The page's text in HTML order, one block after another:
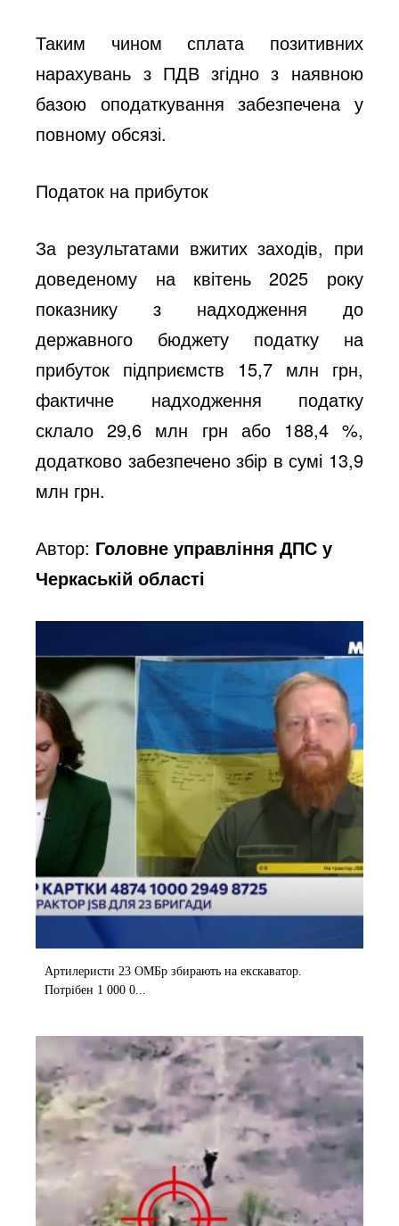
Таким чином сплата позитивних
нарахувань з ПДВ згідно з наявною
базою оподаткування забезпечена у
повному обсязі.
Податок на прибуток
За результатами вжитих заходів, при
доведеному на квітень 2025 року
показнику з надходження до
державного бюджету податку на
прибуток підприємств 15,7 млн грн,
фактичне надходження податку
склало 29,6 млн грн або 188,4 %,
додатково забезпечено збір в сумі 13,9
млн грн.
Автор: Головне управління ДПС у
Черкаській області
Артилеристи 23 ОМБр збирають на екскаватор.
Потрібен 1 000 0...